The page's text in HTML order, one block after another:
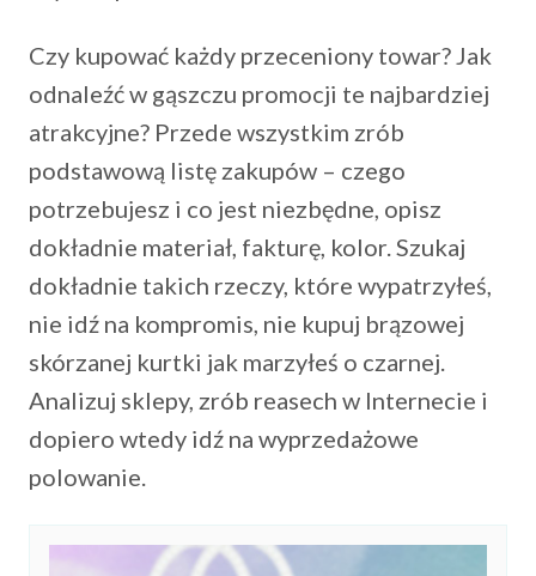
Czy kupować każdy przeceniony towar? Jak
odnaleźć w gąszczu promocji te najbardziej
atrakcyjne? Przede wszystkim zrób
podstawową listę zakupów – czego
potrzebujesz i co jest niezbędne, opisz
dokładnie materiał, fakturę, kolor. Szukaj
dokładnie takich rzeczy, które wypatrzyłeś,
nie idź na kompromis, nie kupuj brązowej
skórzanej kurtki jak marzyłeś o czarnej.
Analizuj sklepy, zrób reasech w Internecie i
dopiero wtedy idź na wyprzedażowe
polowanie.